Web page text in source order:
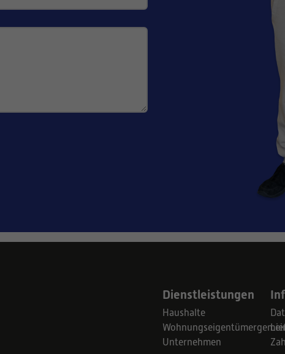
Dienstleistungen
Haushalte
Unternehmen